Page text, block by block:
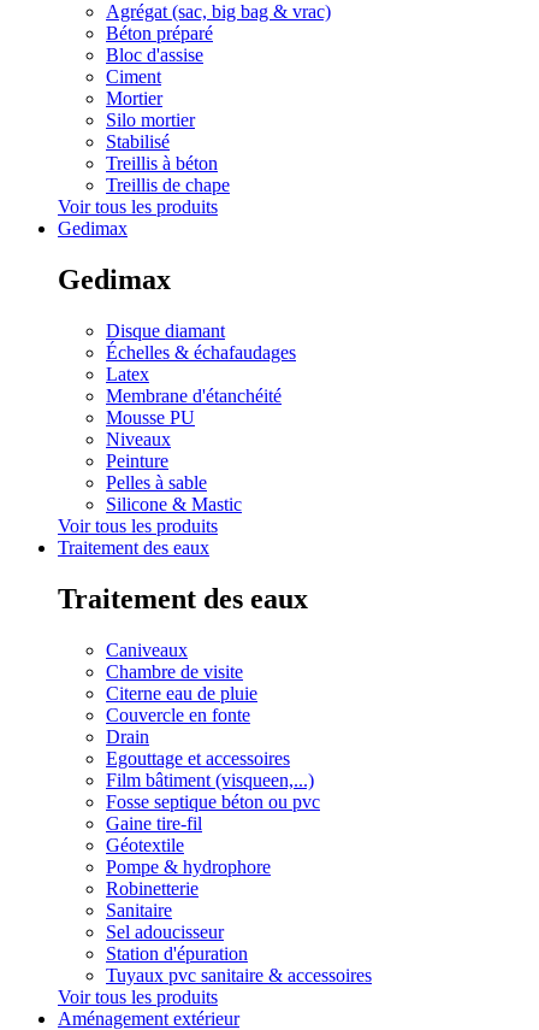
Agrégat (sac, big bag & vrac)
Béton préparé
Bloc d'assise
Ciment
Mortier
Silo mortier
Stabilisé
Treillis à béton
Treillis de chape
Voir tous les produits
Gedimax
Gedimax
Disque diamant
Échelles & échafaudages
Latex
Membrane d'étanchéité
Mousse PU
Niveaux
Peinture
Pelles à sable
Silicone & Mastic
Voir tous les produits
Traitement des eaux
Traitement des eaux
Caniveaux
Chambre de visite
Citerne eau de pluie
Couvercle en fonte
Drain
Egouttage et accessoires
Film bâtiment (visqueen,...)
Fosse septique béton ou pvc
Gaine tire-fil
Géotextile
Pompe & hydrophore
Robinetterie
Sanitaire
Sel adoucisseur
Station d'épuration
Tuyaux pvc sanitaire & accessoires
Voir tous les produits
Aménagement extérieur